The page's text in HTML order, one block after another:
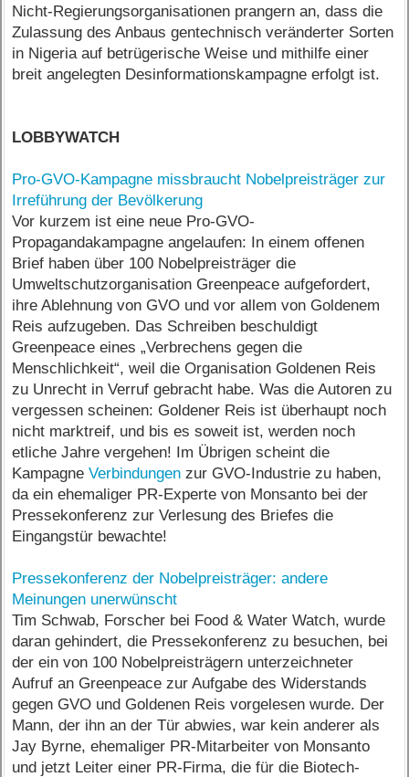
Nicht-Regierungsorganisationen prangern an, dass die
Zulassung des Anbaus gentechnisch veränderter Sorten
in Nigeria auf betrügerische Weise und mithilfe einer
breit angelegten Desinformationskampagne erfolgt ist.
LOBBYWATCH
Pro-GVO-Kampagne missbraucht Nobelpreisträger zur
Irreführung der Bevölkerung
Vor kurzem ist eine neue Pro-GVO-
Propagandakampagne angelaufen: In einem offenen
Brief haben über 100 Nobelpreisträger die
Umweltschutzorganisation Greenpeace aufgefordert,
ihre Ablehnung von GVO und vor allem von Goldenem
Reis aufzugeben. Das Schreiben beschuldigt
Greenpeace eines „Verbrechens gegen die
Menschlichkeit“, weil die Organisation Goldenen Reis
zu Unrecht in Verruf gebracht habe. Was die Autoren zu
vergessen scheinen: Goldener Reis ist überhaupt noch
nicht marktreif, und bis es soweit ist, werden noch
etliche Jahre vergehen! Im Übrigen scheint die
KampagneVerbindungen zur GVO-Industrie zu haben,
da ein ehemaliger PR-Experte von Monsanto bei der
Pressekonferenz zur Verlesung des Briefes die
Eingangstür bewachte!
Pressekonferenz der Nobelpreisträger: andere
Meinungen unerwünscht
Tim Schwab, Forscher bei Food & Water Watch, wurde
daran gehindert, die Pressekonferenz zu besuchen, bei
der ein von 100 Nobelpreisträgern unterzeichneter
Aufruf an Greenpeace zur Aufgabe des Widerstands
gegen GVO und Goldenen Reis vorgelesen wurde. Der
Mann, der ihn an der Tür abwies, war kein anderer als
Jay Byrne, ehemaliger PR-Mitarbeiter von Monsanto
und jetzt Leiter einer PR-Firma, die für die Biotech-